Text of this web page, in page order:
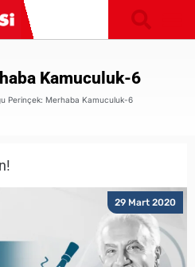
Kamuculuk-6
Perinçek: Merhaba Kamuculuk-6
29 Mart 2020